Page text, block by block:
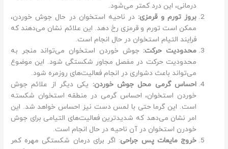
درمانی، این درد کمتر می‌شود.
بروز تورم و قرمزی: در ناحیه استخوان در حال جوش خوردن،
ممکن است تورم و قرمزی رخ دهد. این علائم نشان می‌دهند که
فرایند التیام استخوان در حال انجام است.
محدودیت حرکت: جوش خوردن استخوان می‌تواند منجر به
محدودیت حرکت در مفصل مجاور شکستگی شود. این موضوع
می‌تواند باعث دشواری در انجام فعالیت‌های روزمره شود.
احساس گرمی محل جوش خوردن: یکی دیگر از علائم جوش
خوردن استخوان، احساس گرمی در منطقه استخوان شکسته
است. این گرما حتی با لمس دست نیز احساس خواهد شد. این
امر نشان می‌دهد که شدیدترین فعالیت‌های التیامی برای جوش
خودرن استخوان در آن ناحیه در حال انجام است.
خروج مایعات پس جراحی: اگر برای درمان شکستگی مهره کمر